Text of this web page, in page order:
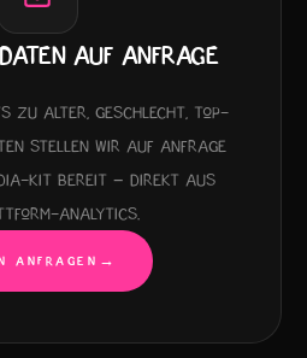
AUF ANFRAGE
zu Alter, Geschlecht, Top-
stellen wir auf Anfrage
Kit bereit – direkt aus
Analytics.
ANFRAGEN →